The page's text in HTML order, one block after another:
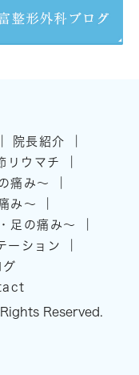
院長紹介
リウマチ
痛み～
み～
足の痛み～
ーション
グ
Reserved.